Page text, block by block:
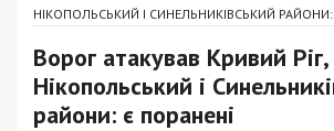
НІКОПОЛЬСЬКИЙ І СИНЕЛЬНИКІВСЬКИЙ РАЙОНИ:
Ворог атакував Кривий Ріг,
Нікопольський і
райони: є поранені